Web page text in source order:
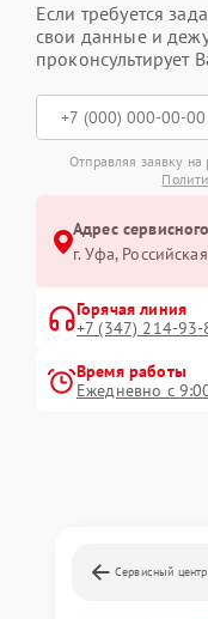
Если требуется
свои данные и
проконсультирует
Отправляя заявку на
Адрес
г. Уфа,
Горячая линия
+7 (347) 214-93-
Время работы
Ежедневно с
Сервисный